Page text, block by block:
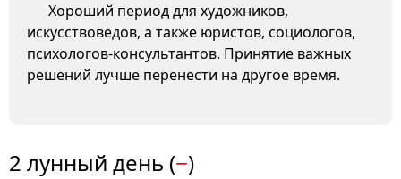
Хороший период для художников,
искусствоведов, а также юристов, социологов,
психологов-консультантов. Принятие важных
решений лучше перенести на другое время.
2 лунный день (−)